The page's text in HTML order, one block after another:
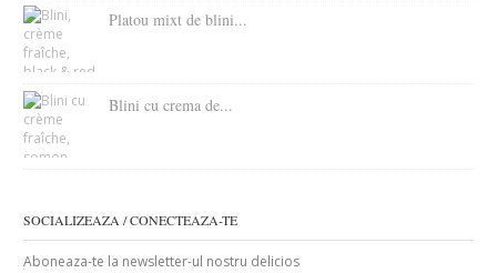
Platou mixt de blini...
Blini cu crema de...
SOCIALIZEAZA / CONECTEAZA-TE
Aboneaza-te la newsletter-ul nostru delicios